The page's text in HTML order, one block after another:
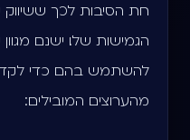
חת הסיבות לכך ששיווק
הגמישות שלו. ישנם
להשתמש בהם כדי
מהערוצים המובילים: